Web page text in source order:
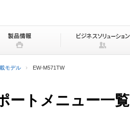
モデル EW-M571TW
ートメニュー一覧